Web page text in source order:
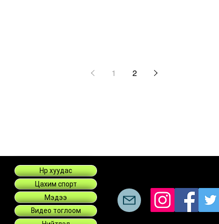
1 2
Нүүр хуудас
Цахим спорт
Мэдээ
Видео тоглоом